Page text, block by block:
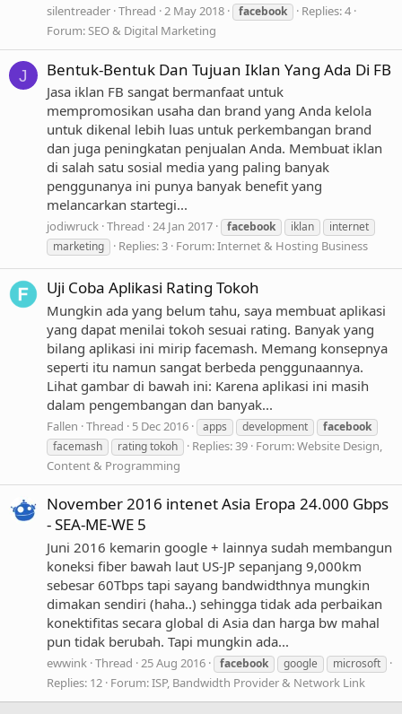
silentreader Thread 2 May 2018 facebook
Replies: 4
Forum:SEO & Digital Marketing
J Bentuk-Bentuk Dan Tujuan Iklan Yang Ada Di FB
Jasa iklan FB sangat bermanfaat untuk
mempromosikan usaha dan brand yang Anda kelola
untuk dikenal lebih luas untuk perkembangan brand
dan juga peningkatan penjualan Anda. Membuat iklan
di salah satu sosial media yang paling banyak
penggunanya ini punya banyak benefit yang
melancarkan startegi...
jodiwruck Thread 24 Jan 2017 facebook iklan
internet
marketing
Replies: 3 Forum:Internet & Hosting Business
Uji Coba Aplikasi Rating Tokoh
Mungkin ada yang belum tahu, saya membuat aplikasi
yang dapat menilai tokoh sesuai rating. Banyak yang
bilang aplikasi ini mirip facemash. Memang konsepnya
seperti itu namun sangat berbeda penggunaannya.
Lihat gambar di bawah ini: Karena aplikasi ini masih
dalam pengembangan dan banyak...
Fallen Thread 5 Dec 2016 apps development
facebook
facemash
rating tokoh Replies: 39 Forum:Website Design,
Content & Programming
November 2016 intenet Asia Eropa 24.000 Gbps
- SEA-ME-WE 5
Juni 2016 kemarin google + lainnya sudah membangun
koneksi fiber bawah laut US-JP sepanjang 9,000km
sebesar 60Tbps tapi sayang bandwidthnya mungkin
dimakan sendiri (haha..) sehingga tidak ada perbaikan
konektifitas secara global di Asia dan harga bw mahal
pun tidak berubah. Tapi mungkin ada...
ewwink Thread 25 Aug 2016 facebook google microsoft
Replies: 12 Forum:ISP, Bandwidth Provider & Network Link